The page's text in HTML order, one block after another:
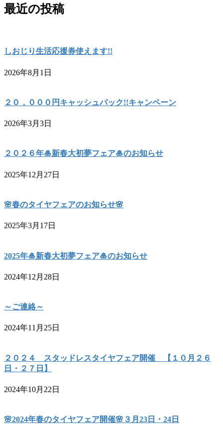
最近の投稿
しおじり生活応援券使えます!!
2026年8月1日
２０，０００円キャッシュバック!!キャンペーン
2026年3月3日
２０２６年🎍新春大初夢フェア🎍のお知らせ
2025年12月27日
🌸春のタイヤフェアのお知らせ🌸
2025年3月17日
2025年🎍新春大初夢フェア🎍のお知らせ
2024年12月28日
～ご連絡～
2024年11月25日
２０２４ スタッドレスタイヤフェア開催 【１０月２６
日・２７日】
2024年10月22日
🌸2024年春のタイヤフェア開催🌸３月23日・24日